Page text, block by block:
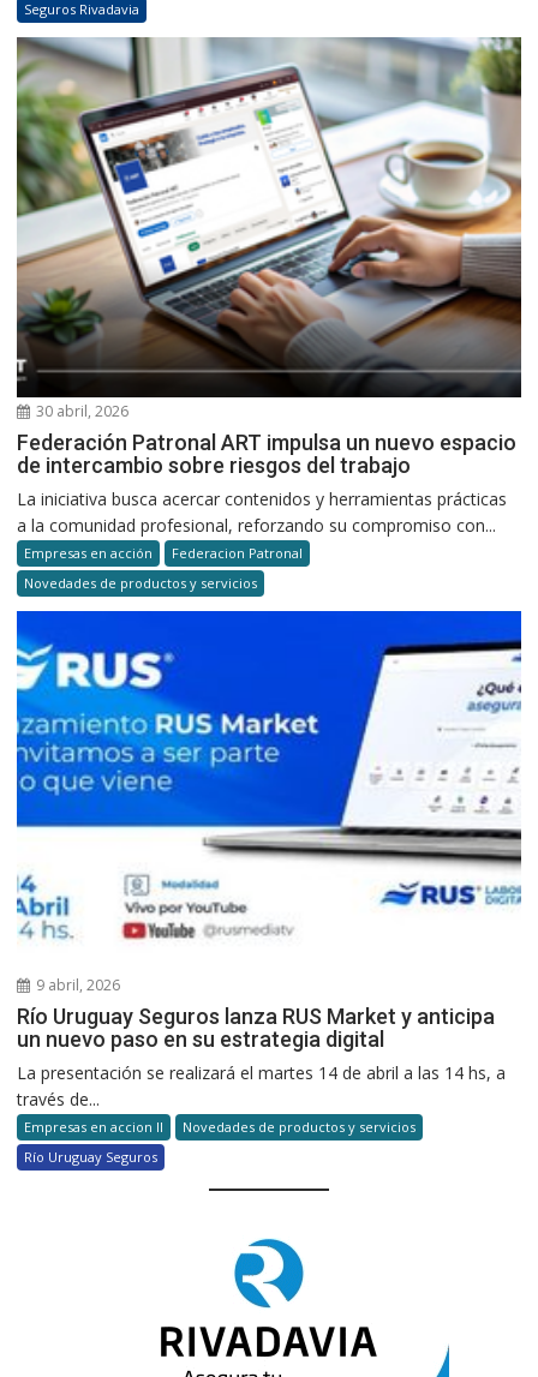
Seguros Rivadavia
30 abril, 2026
Federación Patronal ART impulsa un nuevo espacio
de intercambio sobre riesgos del trabajo
La iniciativa busca acercar contenidos y herramientas prácticas
a la comunidad profesional, reforzando su compromiso con...
Empresas en acción
Federacion Patronal
Novedades de productos y servicios
9 abril, 2026
Río Uruguay Seguros lanza RUS Market y anticipa
un nuevo paso en su estrategia digital
La presentación se realizará el martes 14 de abril a las 14 hs, a
través de...
Empresas en accion II
Novedades de productos y servicios
Río Uruguay Seguros